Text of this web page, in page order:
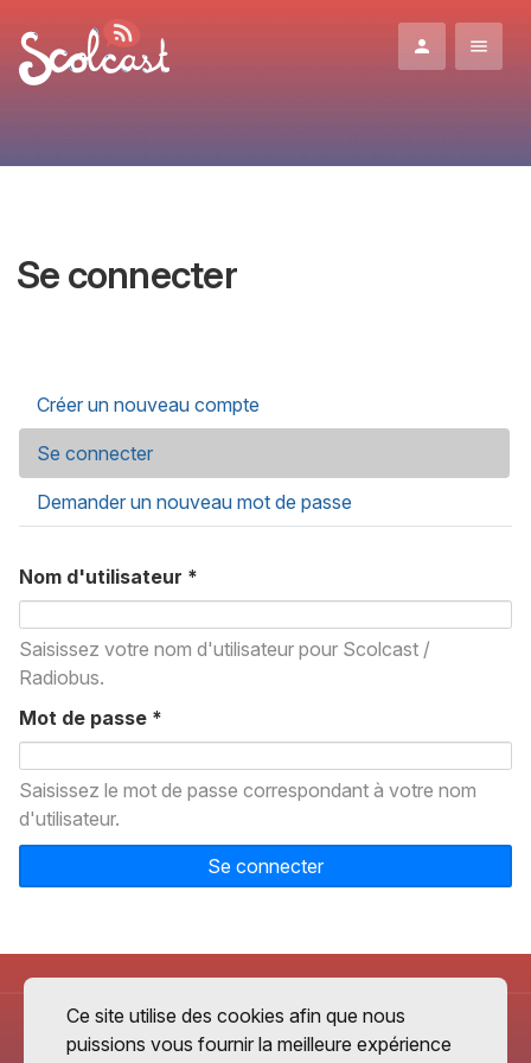
Se connecter
Onglets principaux
Créer un nouveau compte
Se connecter
Demander un nouveau mot de passe
Nom d'utilisateur *
Saisissez votre nom d'utilisateur pour Scolcast /
Radiobus.
Mot de passe *
Saisissez le mot de passe correspondant à votre nom
d'utilisateur.
Se connecter
Ce site utilise des cookies afin que nous
puissions vous fournir la meilleure expérience